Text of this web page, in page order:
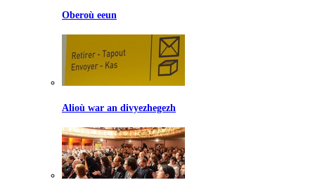
Oberoù eeun
Alioù war an divyezhegezh